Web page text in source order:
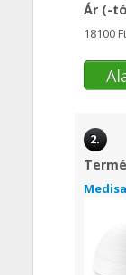
Ár (-
18100 Ft
2.